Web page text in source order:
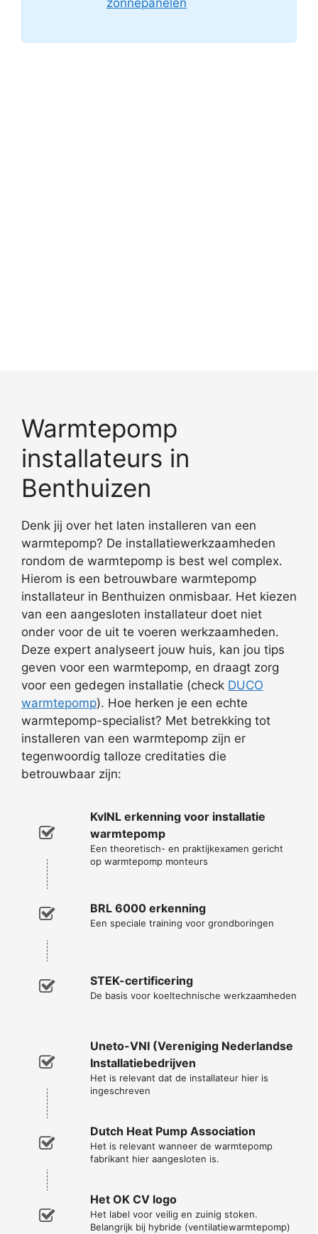
Warmtepomp
installateurs in
Benthuizen
Denk jij over het laten installeren van een
warmtepomp? De installatiewerkzaamheden
rondom de warmtepomp is best wel complex.
Hierom is een betrouwbare warmtepomp
installateur in Benthuizen onmisbaar. Het kiezen
van een aangesloten installateur doet niet
onder voor de uit te voeren werkzaamheden.
Deze expert analyseert jouw huis, kan jou tips
geven voor een warmtepomp, en draagt zorg
voor een gedegen installatie (check DUCO
warmtepomp). Hoe herken je een echte
warmtepomp-specialist? Met betrekking tot
installeren van een warmtepomp zijn er
tegenwoordig talloze creditaties die
betrouwbaar zijn:
KvINL erkenning voor installatie
warmtepomp
Een theoretisch- en praktijkexamen gericht
op warmtepomp monteurs
BRL 6000 erkenning
Een speciale training voor grondboringen
STEK-certificering
De basis voor koeltechnische werkzaamheden
Uneto-VNI (Vereniging Nederlandse
Installatiebedrijven
Het is relevant dat de installateur hier is
ingeschreven
Dutch Heat Pump Association
Het is relevant wanneer de warmtepomp
fabrikant hier aangesloten is.
Het OK CV logo
Het label voor veilig en zuinig stoken.
Belangrijk bij hybride (ventilatiewarmtepomp)